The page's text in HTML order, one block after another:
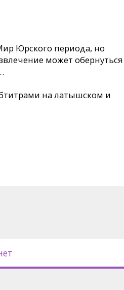
Юрского периода, но
может обернуться
на латышском и